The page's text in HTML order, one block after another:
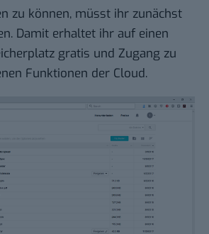
zu können, müsst ihr zunächst
Damit erhaltet ihr auf einen
gratis und Zugang zu
Funktionen der Cloud.